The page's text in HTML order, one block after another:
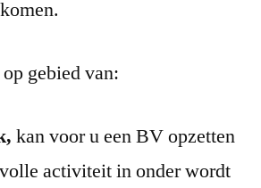
gebied van:
kan voor u een BV opzetten
activiteit in onder wordt